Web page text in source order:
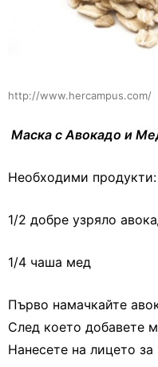
http://www.hercampus.com/
Маска с Авокадо и
Необходими продукти:
1/2 добре узряло
1/4 чаша мед
Първо намачкайте
След което добавете
Нанесете на лицето